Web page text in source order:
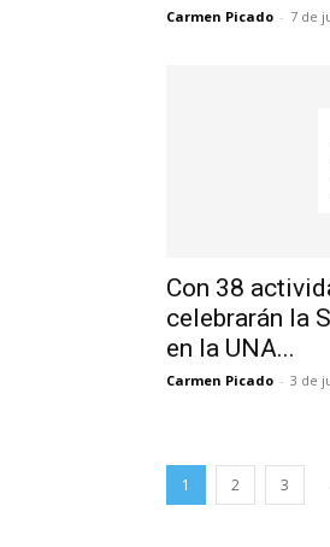
Carmen Picado - 7 de
Con 38
celebrarán la
en la UNA...
Carmen Picado - 3 de
1 2 3